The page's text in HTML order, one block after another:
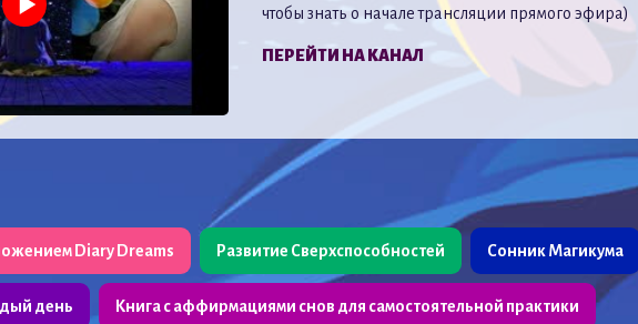
чтобы знать о начале трансляции прямого эфира)
ПЕРЕЙТИ НА КАНАЛ
Diary Dreams Развитие Сверхспособностей Сонник Магикума
день Книга с аффирмациями снов для самостоятельной практики